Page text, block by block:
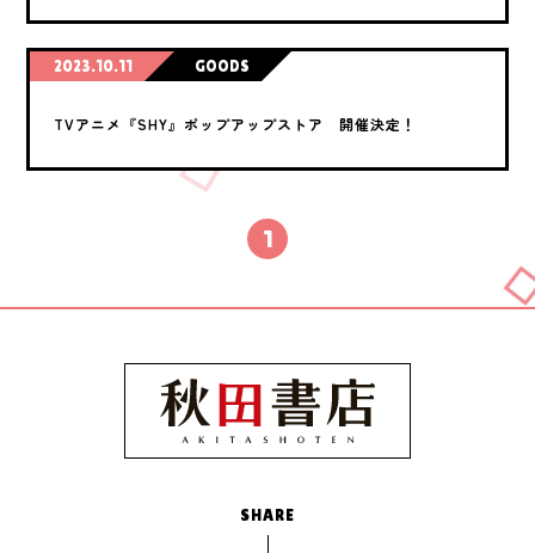
2023.10.11 GOODS
TVアニメ『SHY』ポップアップストア 開催決定！
1
SHARE